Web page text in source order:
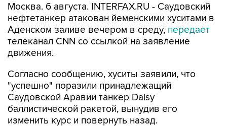
Москва. 6 августа. INTERFAX.RU - Саудовский
нефтетанкер атакован йеменскими хуситами в
Аденском заливе вечером в среду, передает
телеканал CNN со ссылкой на заявление
движения.
Согласно сообщению, хуситы заявили, что
"успешно" поразили принадлежащий
Саудовской Аравии танкер Daisy
баллистической ракетой, вынудив его
изменить курс и повернуть назад.